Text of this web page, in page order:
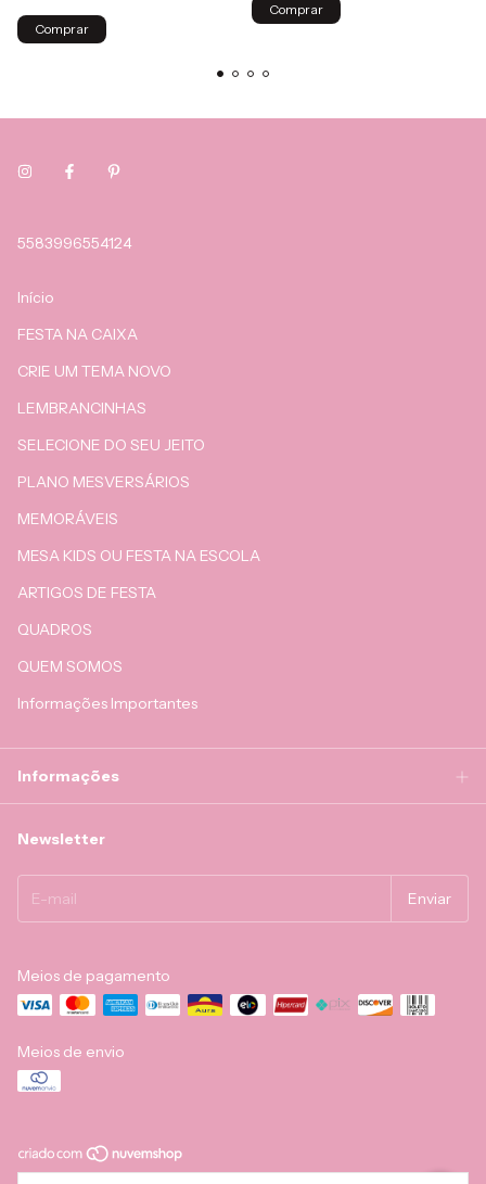
Comprar
Comprar
5583996554124
Início
FESTA NA CAIXA
CRIE UM TEMA NOVO
LEMBRANCINHAS
SELECIONE DO SEU JEITO
PLANO MESVERSÁRIOS
MEMORÁVEIS
MESA KIDS OU FESTA NA ESCOLA
ARTIGOS DE FESTA
QUADROS
QUEM SOMOS
Informações Importantes
Informações
Newsletter
Meios de pagamento
Meios de envio